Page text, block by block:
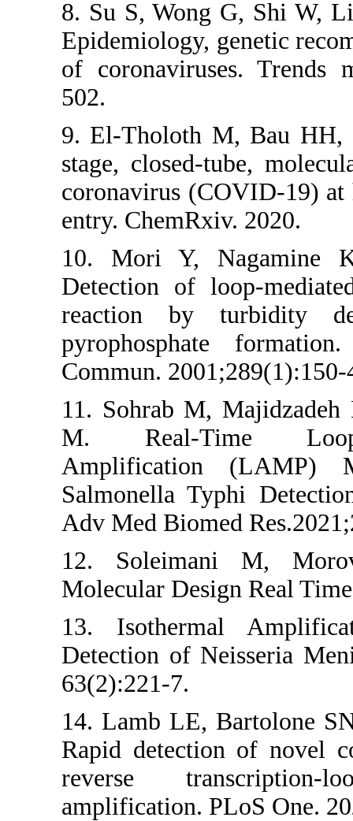
8. Su S,
Epidemiology,
of
9. El-Tholoth
stage,
coronavirus
entry.
10. Mori Y,
Detection of
reaction by
Commun.
11. Sohrab
M. Real-
Salmonella
Adv Med
12.
Molecular
13.
Detection of
14. Lamb LE,
Rapid
reverse
amplification.